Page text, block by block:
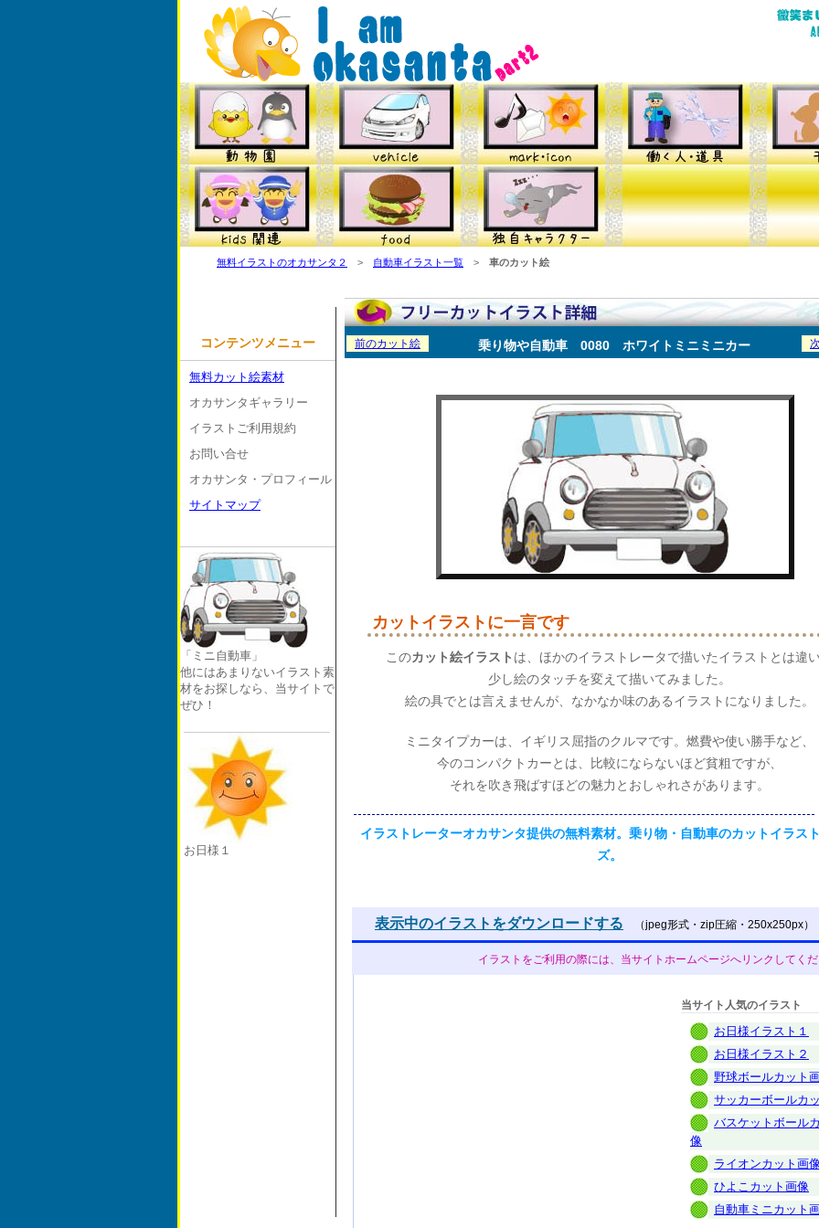
無料イラストのオカサンタ２ > 自動車イラスト一覧 > 車のカット絵
前のカット絵 乗り物や自動車 0080 ホワイトミニミニカー
カットイラストに一言です
このカット絵イラスト は、ほかのイラストレータで描いたイラストとは違
少し絵のタッチを変えて描いてみました。
絵の具でとは言えませんが、なかなか味のあるイラストになりました。
ミニタイプカーは、イギリス屈指のクルマです。燃費や使い勝手など、
今のコンパクトカーとは、比較にならないほど貧粗ですが、
それを吹き飛ばすほどの魅力とおしゃれさがあります。
イラストレーターオカサンタ提供の無料素材。乗り物・自動車のカットイラス
ズ。
表示中のイラストをダウンロードする （jpeg形式・zip圧縮・250x250px）
イラストをご利用の際には、当サイトホームページへリンクしてく
当サイト人気のイラスト
お日様イラスト１
お日様イラスト２
野球ボールカット
サッカーボールカ
バスケットボール
像
ライオンカット画
ひよこカット画像
自動車ミニカット
コンテンツメニュー
無料カット絵素材
オカサンタギャラリー
イラストご利用規約
お問い合せ
オカサンタ・プロフィール
サイトマップ
「ミニ自動車」
他にはあまりないイラスト素
材をお探しなら、当サイトで
ぜひ！
お日様１